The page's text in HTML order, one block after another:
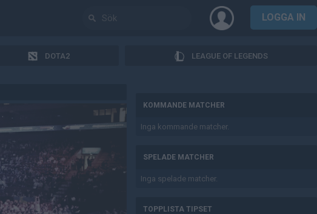
LOGGA IN
DOTA2 LEAGUE OF LEGENDS
KOMMANDE MATCHER
Inga kommande matcher.
SPELADE MATCHER
Inga spelade matcher.
TOPPLISTA TIPSET